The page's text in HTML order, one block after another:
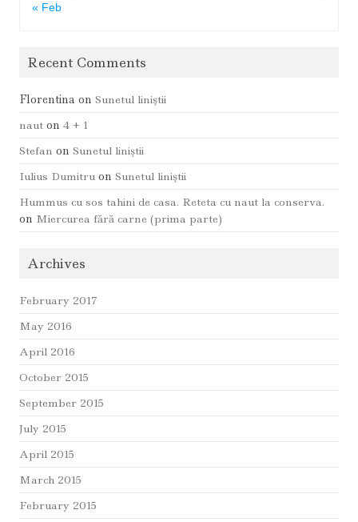
« Feb
Recent Comments
Florentina on Sunetul liniştii
naut on 4 + 1
Stefan on Sunetul liniştii
Iulius Dumitru on Sunetul liniştii
Hummus cu sos tahini de casa. Reteta cu naut la conserva.
on Miercurea fără carne (prima parte)
Archives
February 2017
May 2016
April 2016
October 2015
September 2015
July 2015
April 2015
March 2015
February 2015